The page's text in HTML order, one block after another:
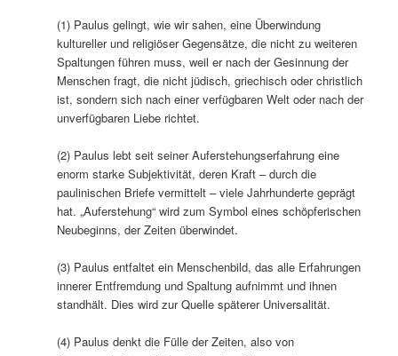
(1) Paulus gelingt, wie wir sahen, eine Überwindung
kultureller und religiöser Gegensätze, die nicht zu weiteren
Spaltungen führen muss, weil er nach der Gesinnung der
Menschen fragt, die nicht jüdisch, griechisch oder christlich
ist, sondern sich nach einer verfügbaren Welt oder nach der
unverfügbaren Liebe richtet.
(2) Paulus lebt seit seiner Auferstehungserfahrung eine
enorm starke Subjektivität, deren Kraft – durch die
paulinischen Briefe vermittelt – viele Jahrhunderte geprägt
hat. „Auferstehung“ wird zum Symbol eines schöpferischen
Neubeginns, der Zeiten überwindet.
(3) Paulus entfaltet ein Menschenbild, das alle Erfahrungen
innerer Entfremdung und Spaltung aufnimmt und ihnen
standhält. Dies wird zur Quelle späterer Universalität.
(4) Paulus denkt die Fülle der Zeiten, also von